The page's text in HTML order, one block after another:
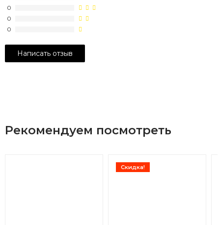
0
0
0
Рекомендуем посмотреть
Скидка!